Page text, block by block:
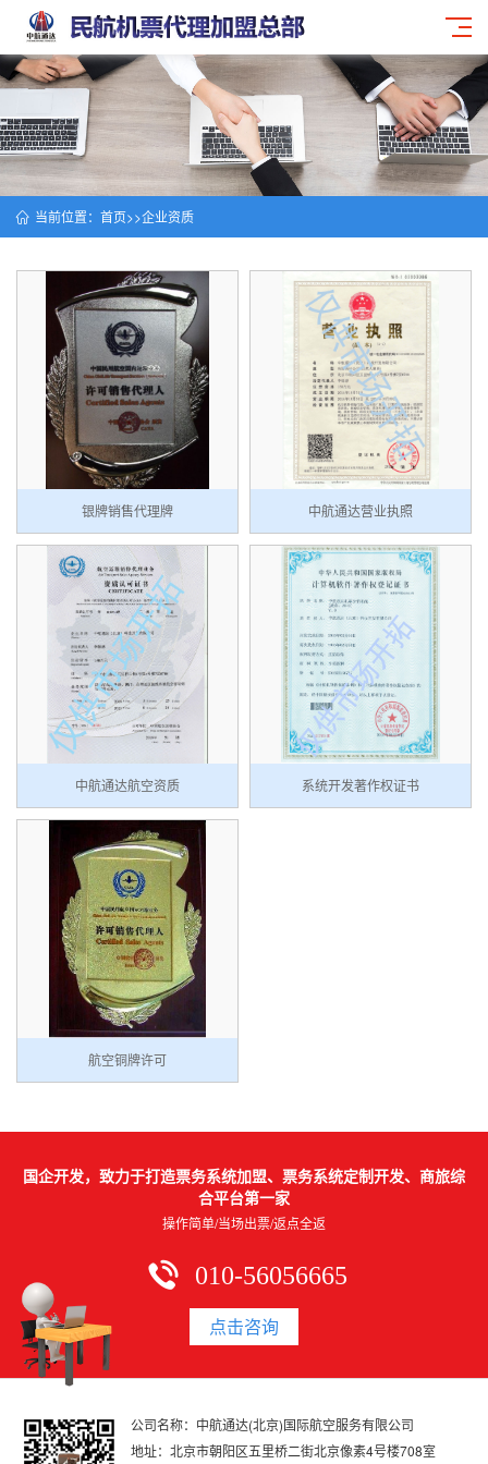
当前位置： 首页>>企业资质
银牌销售代理牌 中航通达营业执照
中航通达航空资质 系统开发著作权证书
航空铜牌许可
国企开发，致力于打造票务系统加盟、票务系统定制开发、商旅综
合平台第一家
操作简单/当场出票/返点全返
010-56056665
点击咨询
公司名称：中航通达(北京)国际航空服务有限公司
地址：北京市朝阳区五里桥二街北京像素4号楼708室